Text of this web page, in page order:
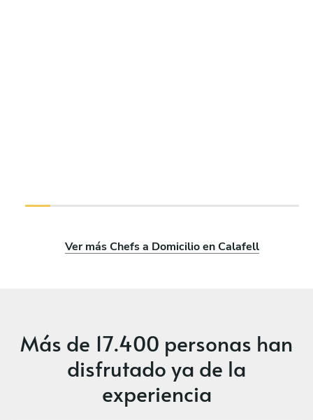
Ver más Chefs a Domicilio en Calafell
Más de 17.400 personas han
disfrutado ya de la
experiencia